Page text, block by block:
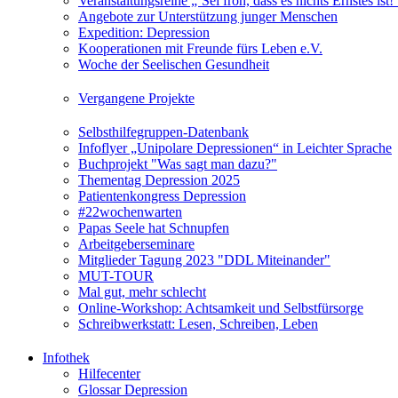
Angebote zur Unterstützung junger Menschen
Expedition: Depression
Kooperationen mit Freunde fürs Leben e.V.
Woche der Seelischen Gesundheit
Vergangene Projekte
Selbsthilfegruppen-Datenbank
Infoflyer „Unipolare Depressionen“ in Leichter Sprache
Buchprojekt "Was sagt man dazu?"
Thementag Depression 2025
Patientenkongress Depression
#22wochenwarten
Papas Seele hat Schnupfen
Arbeitgeberseminare
Mitglieder Tagung 2023 "DDL Miteinander"
MUT-TOUR
Mal gut, mehr schlecht
Online-Workshop: Achtsamkeit und Selbstfürsorge
Schreibwerkstatt: Lesen, Schreiben, Leben
Infothek
Hilfecenter
Glossar Depression